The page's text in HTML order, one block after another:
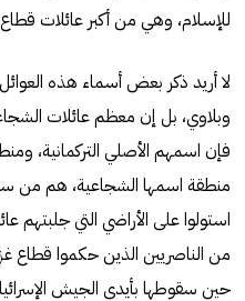
للإسلام، وهي من أكبر عائلات
لا أريد ذكر بعض أسماء هذه
وبلاوي، بل إن معظم عائلات
فإن اسمهم الأصلي التركمانية،
منطقة اسمها الشجاعية، هم من
استولوا على الأراضي التي جلبتهم
حين سقوطها بأيدي الجيش